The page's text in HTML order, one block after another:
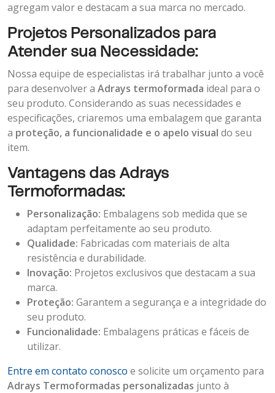
agregam valor e destacam a sua marca no mercado.
Projetos Personalizados para
Atender sua Necessidade:
Nossa equipe de especialistas irá trabalhar junto a você
para desenvolver a Adrays termoformada ideal para o
seu produto. Considerando as suas necessidades e
especificações, criaremos uma embalagem que garanta
a proteção, a funcionalidade e o apelo visual do seu
item.
Vantagens das Adrays
Termoformadas:
Personalização: Embalagens sob medida que se
adaptam perfeitamente ao seu produto.
Qualidade: Fabricadas com materiais de alta
resistência e durabilidade.
Inovação: Projetos exclusivos que destacam a sua
marca.
Proteção: Garantem a segurança e a integridade do
seu produto.
Funcionalidade: Embalagens práticas e fáceis de
utilizar.
Entre em contato conosco e solicite um orçamento para
Adrays Termoformadas personalizadas junto à